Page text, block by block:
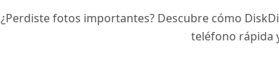
¿Perdiste fotos importantes? Descubre cómo
teléfono rápida